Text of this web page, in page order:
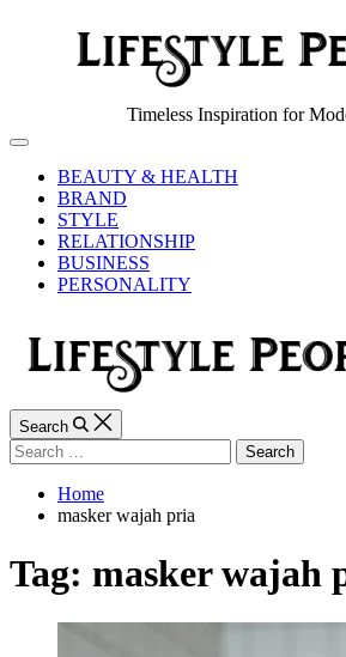
People
Timeless Inspiration for
Off
CanvasBEAUTY & HEALTH
BRAND
STYLE
RELATIONSHIP
BUSINESS
PERSONALITY
Search
Search
for:
Home
masker wajah pria
Tag: masker wajah